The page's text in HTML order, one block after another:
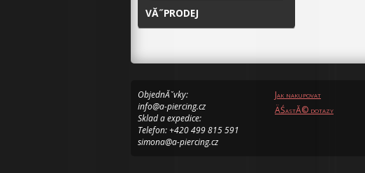
VĂ˝PRODEJ
ObjednĂˇvky:
info@a-piercing.cz
Sklad a expedice:
Telefon: +420 499 815 591
simona@a-piercing.cz
Jak nakupovat
ÄŚastĂ© dotazy